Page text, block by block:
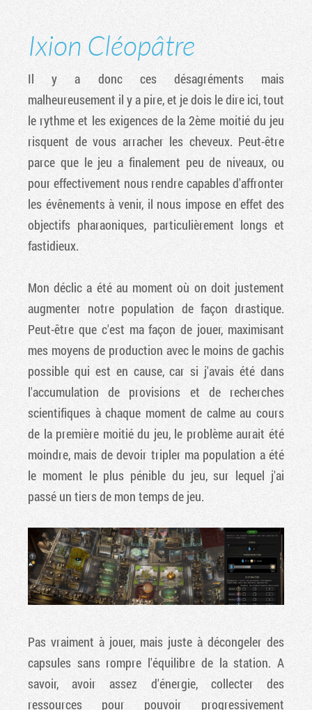
Ixion Cléopâtre
Il y a donc ces désagréments mais
malheureusement il y a pire, et je dois le dire ici, tout
le rythme et les exigences de la 2ème moitié du jeu
risquent de vous arracher les cheveux. Peut-être
parce que le jeu a finalement peu de niveaux, ou
pour effectivement nous rendre capables d'affronter
les évênements à venir, il nous impose en effet des
objectifs pharaoniques, particulièrement longs et
fastidieux.
Mon déclic a été au moment où on doit justement
augmenter notre population de façon drastique.
Peut-être que c'est ma façon de jouer, maximisant
mes moyens de production avec le moins de gachis
possible qui est en cause, car si j'avais été dans
l'accumulation de provisions et de recherches
scientifiques à chaque moment de calme au cours
de la première moitié du jeu, le problème aurait été
moindre, mais de devoir tripler ma population a été
le moment le plus pénible du jeu, sur lequel j'ai
passé un tiers de mon temps de jeu.
Pas vraiment à jouer, mais juste à décongeler des
capsules sans rompre l'équilibre de la station. A
savoir, avoir assez d'énergie, collecter des
ressources pour pouvoir progressivement